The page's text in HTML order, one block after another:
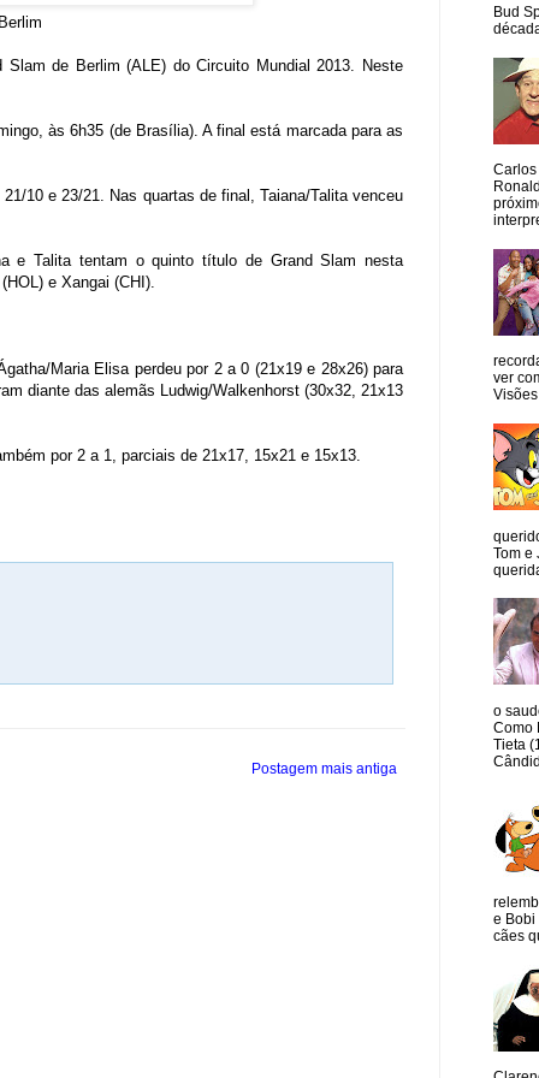
de Berlim (ALE) do Circuito Mundial 2013. Neste
às 6h35 (de Brasília). A final está marcada para as
10 e 23/21. Nas quartas de final, Taiana/Talita venceu
e Talita tentam o quinto título de Grand Slam nesta
e Xangai (CHI).
Maria Elisa perdeu por 2 a0 (21x19 e 28x26) para
diante das alemãs Ludwig/Walkenhorst (30x32, 21x13
por 2 a1, parciais de 21x17, 15x21 e 15x13.
Postagem mais antiga
Bud
Carlos
ver
Tom e
o
Como
Tieta
e Bobi
cães